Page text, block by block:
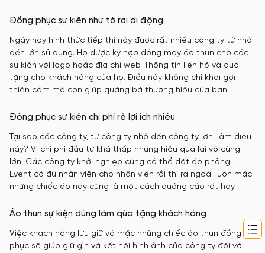
Đồng phục sự kiện như tờ rơi di động
Ngày nay hình thức tiếp thị này được rất nhiều công ty từ nhỏ
đến lớn sử dụng. Họ được ký hợp đồng may áo thun cho các
sự kiện với logo hoặc địa chỉ web. Thông tin liên hệ và quà
tặng cho khách hàng của họ. Điều này không chỉ khơi gợi
thiện cảm mà còn giúp quảng bá thương hiệu của bạn.
Đồng phục sự kiện chi phí rẻ lợi ích nhiều
Tại sao các công ty, từ công ty nhỏ đến công ty lớn, làm điều
này? Vì chi phí đầu tư khá thấp nhưng hiệu quả lại vô cùng
lớn. Các công ty khởi nghiệp cũng có thể đặt áo phông.
Event có đủ nhân viên cho nhân viên rồi thì ra ngoài luôn mặc
những chiếc áo này cũng là một cách quảng cáo rất hay.
Áo thun sự kiện dùng làm qùa tặng khách hàng
Việc khách hàng lưu giữ và mặc những chiếc áo thun đồng
phục sẽ giúp giữ gìn và kết nối hình ảnh của công ty đối với